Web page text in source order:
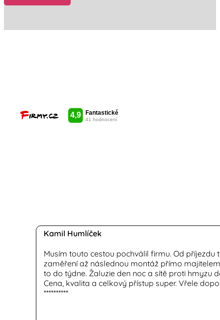
Kamil Humlíček
Musím touto cestou pochválil firmu. Od příjezdu
zaměření až následnou montáž přímo
to do týdne. Žaluzie den noc a sítě proti hmyzu
Cena, kvalita a celkový přístup super. Vřele
**********